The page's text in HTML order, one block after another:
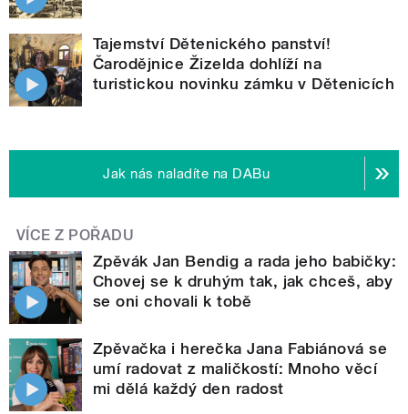
Tajemství Dětenického panství!
Čarodějnice Žizelda dohlíží na
turistickou novinku zámku v Dětenicích
Jak nás naladíte na DABu
VÍCE Z POŘADU
Zpěvák Jan Bendig a rada jeho babičky:
Chovej se k druhým tak, jak chceš, aby
se oni chovali k tobě
Zpěvačka i herečka Jana Fabiánová se
umí radovat z maličkostí: Mnoho věcí
mi dělá každý den radost